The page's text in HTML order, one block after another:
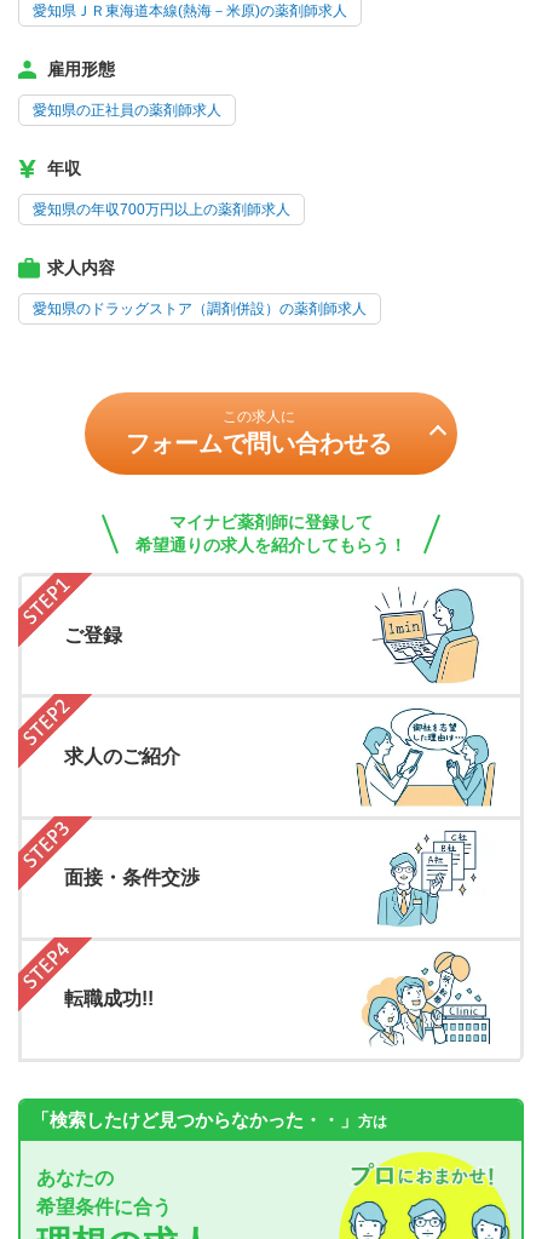
愛知県ＪＲ東海道本線(熱海－米原)の薬剤師求人
雇用形態
愛知県の正社員の薬剤師求人
年収
愛知県の年収700万円以上の薬剤師求人
求人内容
愛知県のドラッグストア（調剤併設）の薬剤師求人
この求人に
フォームで問い合わせる
マイナビ薬剤師に登録して
希望通りの求人を紹介してもらう！
ご登録
求人のご紹介
面接・条件交渉
転職成功!!
「検索したけど見つからなかった・・」 方は
あなたの
希望条件に合う